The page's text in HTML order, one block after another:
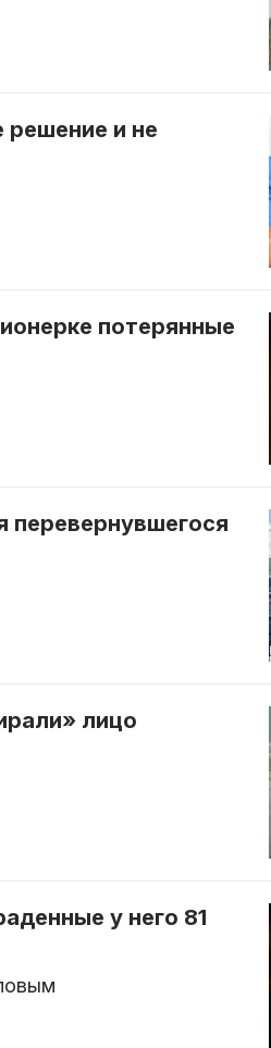
решение и не
потерянные
перевернувшегося
лицо
у него 81